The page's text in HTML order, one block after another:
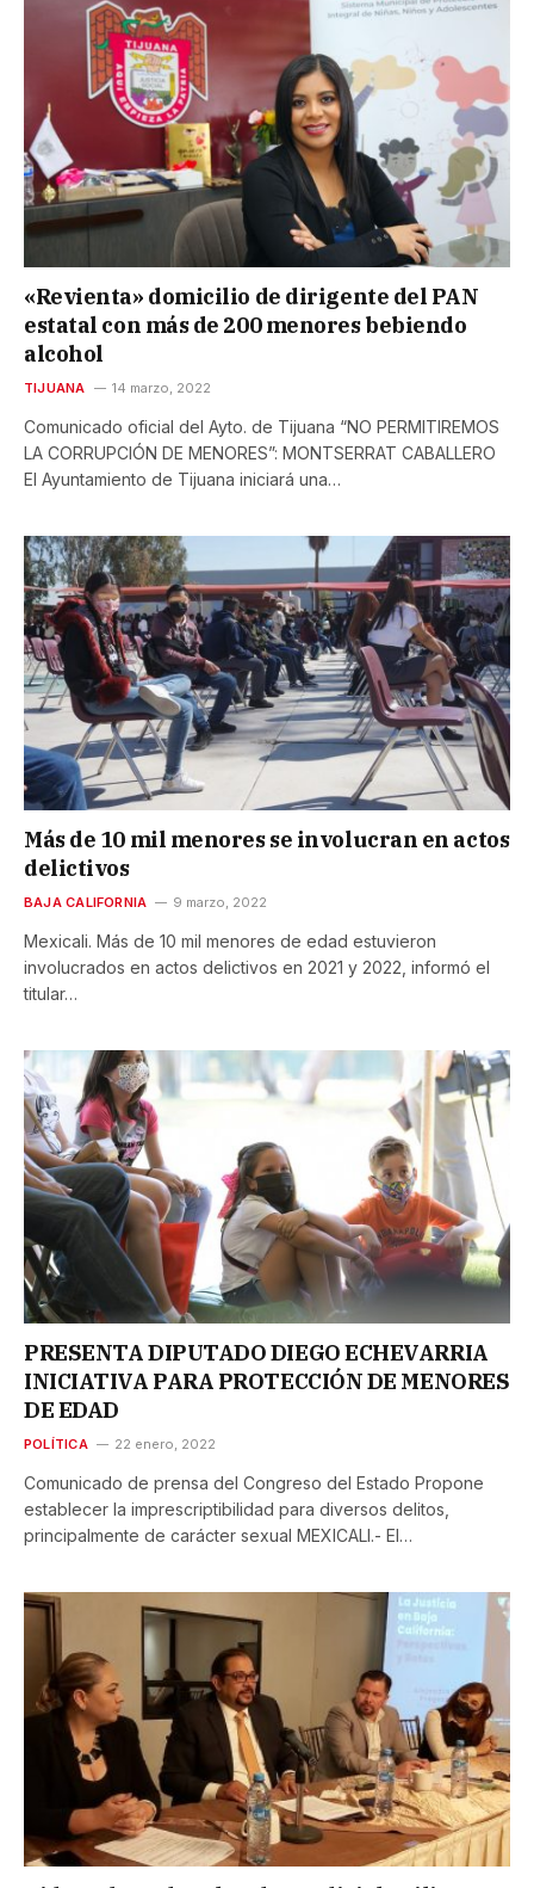
«Revienta» domicilio de dirigente del PAN
estatal con más de 200 menores bebiendo
alcohol
TIJUANA 14 marzo, 2022
Comunicado oficial del Ayto. de Tijuana “NO PERMITIREMOS
LA CORRUPCIÓN DE MENORES”: MONTSERRAT CABALLERO
El Ayuntamiento de Tijuana iniciará una…
Más de 10 mil menores se involucran en actos
delictivos
BAJA CALIFORNIA 9 marzo, 2022
Mexicali. Más de 10 mil menores de edad estuvieron
involucrados en actos delictivos en 2021 y 2022, informó el
titular…
PRESENTA DIPUTADO DIEGO ECHEVARRIA
INICIATIVA PARA PROTECCIÓN DE MENORES
DE EDAD
POLÍTICA 22 enero, 2022
Comunicado de prensa del Congreso del Estado Propone
establecer la imprescriptibilidad para diversos delitos,
principalmente de carácter sexual MEXICALI.- El…